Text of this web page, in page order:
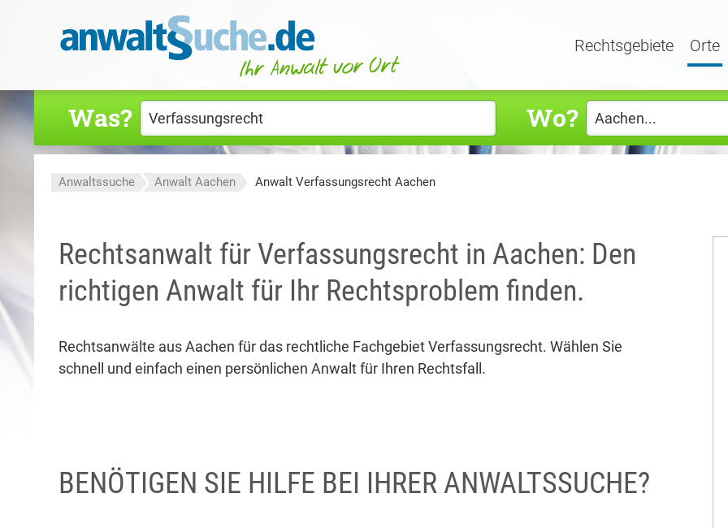
Rechtsgebiete Orte
Was? Wo?
Anwaltssuche Anwalt Aachen Anwalt Verfassungsrecht Aachen
Rechtsanwalt für Verfassungsrecht in Aachen: Den
richtigen Anwalt für Ihr Rechtsproblem finden.
Rechtsanwälte aus Aachen für das rechtliche Fachgebiet Verfassungsrecht. Wählen Sie
schnell und einfach einen persönlichen Anwalt für Ihren Rechtsfall.
BENÖTIGEN SIE HILFE BEI IHRER ANWALTSSUCHE?